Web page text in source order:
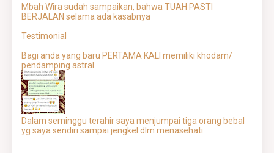
Mbah Wira sudah sampaikan, bahwa TUAH PASTI
BERJALAN selama ada kasabnya
Testimonial
Bagi anda yang baru PERTAMA KALI memiliki khodam/
pendamping astral
Dalam seminggu terahir saya menjumpai tiga orang bebal
yg saya sendiri sampai jengkel dlm menasehati